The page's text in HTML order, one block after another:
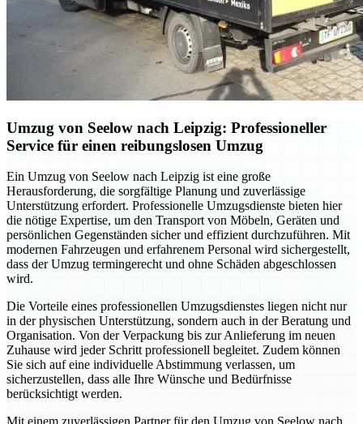
Umzug von Seelow nach Leipzig: Professioneller
Service für einen reibungslosen Umzug
Ein Umzug von Seelow nach Leipzig ist eine große
Herausforderung, die sorgfältige Planung und zuverlässige
Unterstützung erfordert. Professionelle Umzugsdienste bieten hier
die nötige Expertise, um den Transport von Möbeln, Geräten und
persönlichen Gegenständen sicher und effizient durchzuführen. Mit
modernen Fahrzeugen und erfahrenem Personal wird sichergestellt,
dass der Umzug termingerecht und ohne Schäden abgeschlossen
wird.
Die Vorteile eines professionellen Umzugsdienstes liegen nicht nur
in der physischen Unterstützung, sondern auch in der Beratung und
Organisation. Von der Verpackung bis zur Anlieferung im neuen
Zuhause wird jeder Schritt professionell begleitet. Zudem können
Sie sich auf eine individuelle Abstimmung verlassen, um
sicherzustellen, dass alle Ihre Wünsche und Bedürfnisse
berücksichtigt werden.